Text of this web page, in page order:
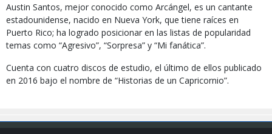
Austin Santos, mejor conocido como Arcángel, es un cantante
estadounidense, nacido en Nueva York, que tiene raíces en
Puerto Rico; ha logrado posicionar en las listas de popularidad
temas como “Agresivo”, “Sorpresa” y “Mi fanática”.
Cuenta con cuatro discos de estudio, el último de ellos publicado
en 2016 bajo el nombre de “Historias de un Capricornio”.